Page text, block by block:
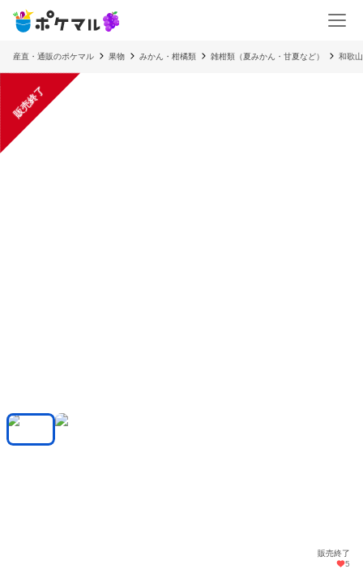
産直・通販のポケマル 果物 みかん・柑橘類 雑柑類（夏みかん・甘夏など） 和歌
販売終了
販売終了
5